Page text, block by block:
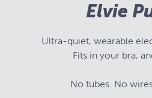
Elvie
Ultra-quiet, wearable
Fits in your bra,
No tubes. No